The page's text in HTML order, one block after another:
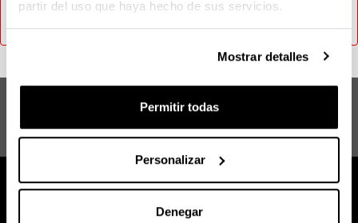
partir del uso que haya hecho de sus servicios.
Mostrar detalles
Permitir todas
Personalizar
Denegar
el CAU (Tlf: 946014400 / Email: cau@ehu.eus / Web:
https://lagun.ehu.eus).
Máster en la Gestión de las Lenguas en
en la Revitalización del Euskera